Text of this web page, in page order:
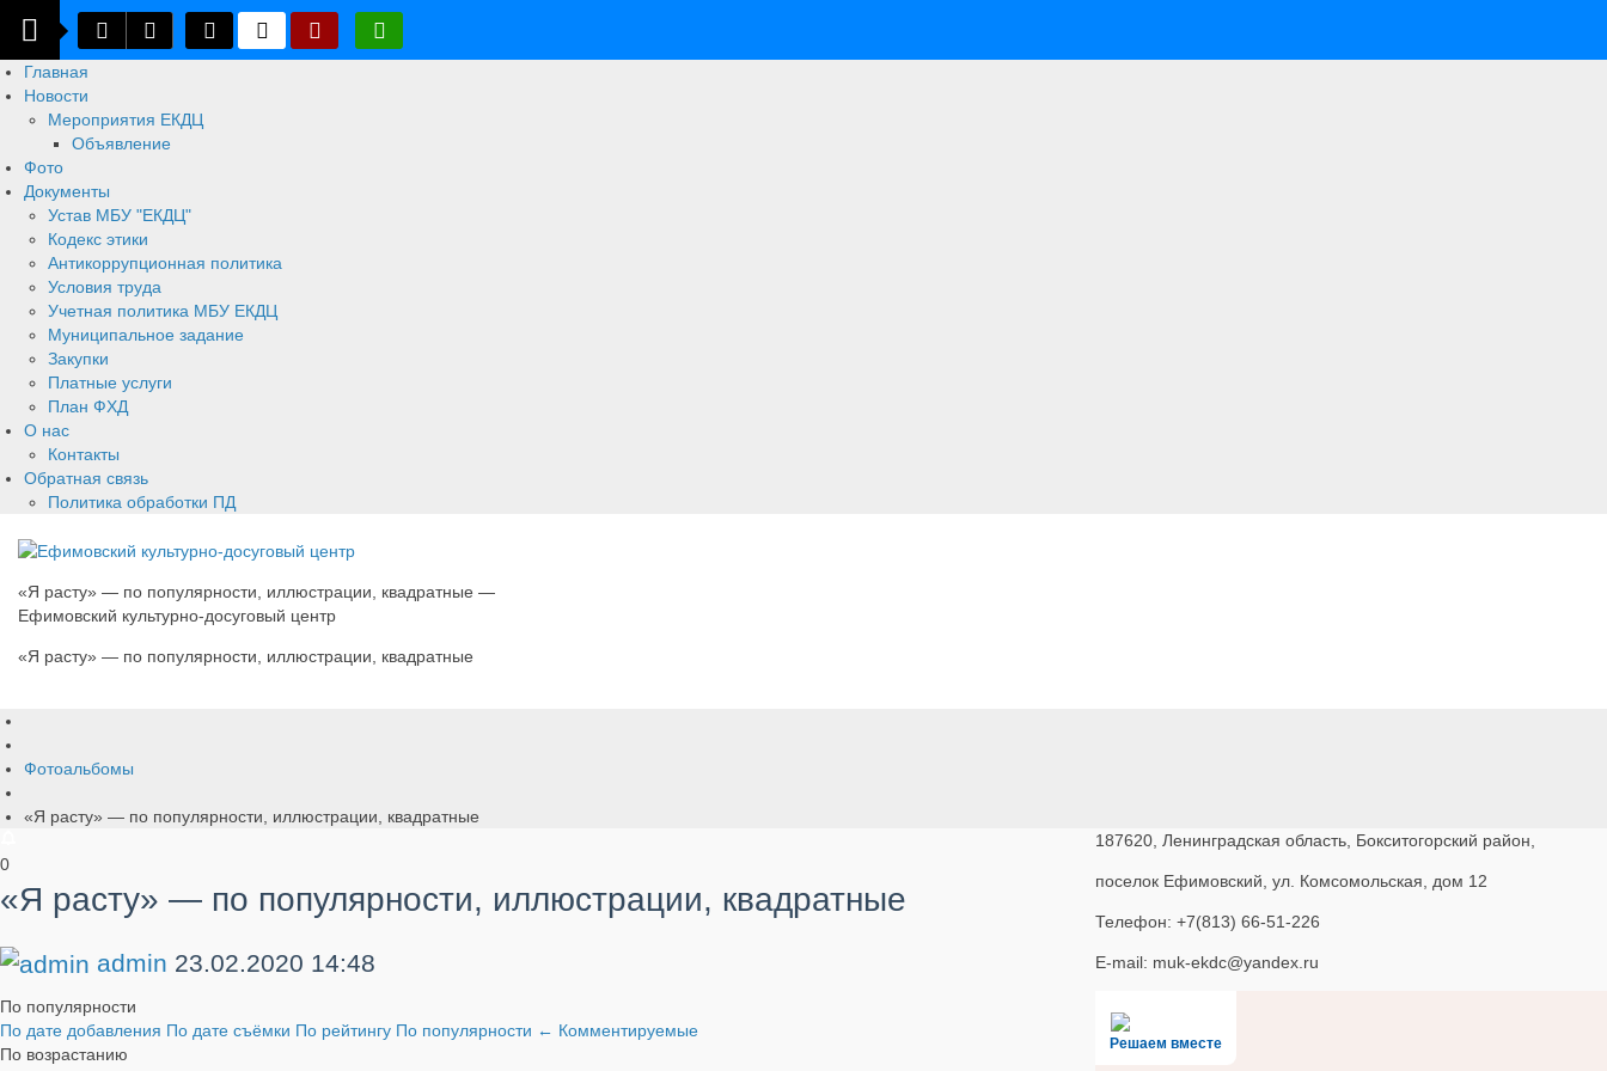
Главная
Новости
Мероприятия ЕКДЦ
Объявление
Фото
Документы
Устав МБУ "ЕКДЦ"
Кодекс этики
Антикоррупционная политика
Условия труда
Учетная политика МБУ ЕКДЦ
Муниципальное задание
Закупки
Платные услуги
План ФХД
О нас
Контакты
Обратная связь
Политика обработки ПД
«Я расту» — по популярности, иллюстрации, квадратные —
Ефимовский культурно-досуговый центр
«Я расту» — по популярности, иллюстрации, квадратные
Фотоальбомы
«Я расту» — по популярности, иллюстрации, квадратные
0
«Я расту» — по популярности, иллюстрации, квадратные
admin 23.02.2020 14:48
По популярности
По дате добавления По дате съёмки По рейтингу По популярности ← Комментируемые
По возрастанию
187620, Ленинградская область, Бокситогорский район,
поселок Ефимовский, ул. Комсомольская, дом 12
Телефон: +7(813) 66-51-226
E-mail: muk-ekdc@yandex.ru
Решаем вместе